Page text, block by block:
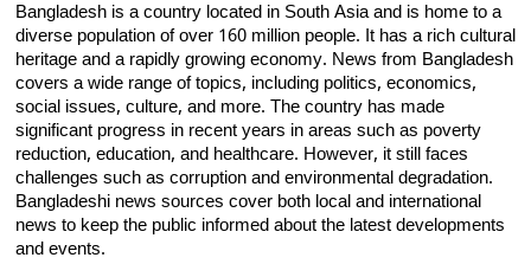
Bangladesh is a country located in South Asia and is home to a
diverse population of over 160 million people. It has a rich cultural
heritage and a rapidly growing economy. News from Bangladesh
covers a wide range of topics, including politics, economics,
social issues, culture, and more. The country has made
significant progress in recent years in areas such as poverty
reduction, education, and healthcare. However, it still faces
challenges such as corruption and environmental degradation.
Bangladeshi news sources cover both local and international
news to keep the public informed about the latest developments
and events.